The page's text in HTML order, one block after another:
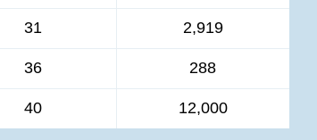
31 2,919
36 288
40 12,000